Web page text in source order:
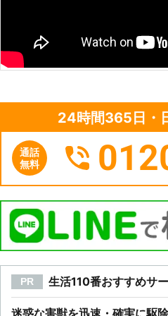
24時間365日・
通話
無料
PR 生活110番おすすめサ